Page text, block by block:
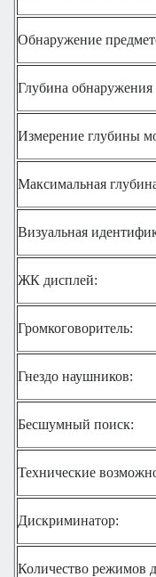
Обнаружение
Глубина
Измерение глубины
Максимальная
Визуальная
ЖК дисплей:
Громкоговоритель:
Гнездо наушников:
Бесшумный поиск:
Технические
Дискриминатор:
Количество режимов